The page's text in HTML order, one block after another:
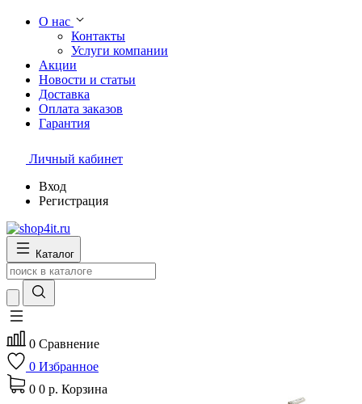
О нас
Контакты
Услуги компании
Акции
Новости и статьи
Доставка
Оплата заказов
Гарантия
Личный кабинет
Вход
Регистрация
Каталог
0 Сравнение
0 Избранное
0 0 р. Корзина